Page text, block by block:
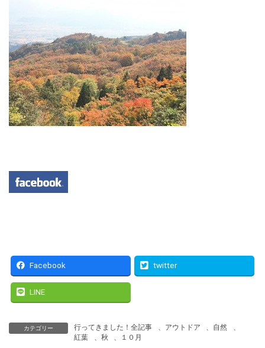
Facebook twitter
LINE
カテゴリー 行ってきました！全記事 アウトドア 自然
紅葉
秋 １０月